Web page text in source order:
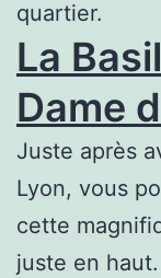
quartier.
La
Dame
Juste après
Lyon, vous
cette
juste en